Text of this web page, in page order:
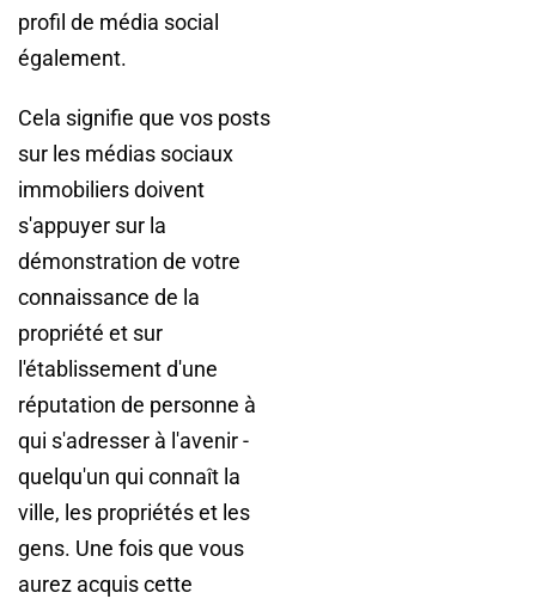
profil de média social
également.
Cela signifie que vos posts
sur les médias sociaux
immobiliers doivent
s'appuyer sur la
démonstration de votre
connaissance de la
propriété et sur
l'établissement d'une
réputation de personne à
qui s'adresser à l'avenir -
quelqu'un qui connaît la
ville, les propriétés et les
gens. Une fois que vous
aurez acquis cette